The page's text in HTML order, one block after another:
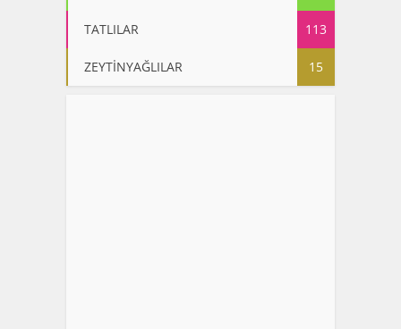
TATLILAR 113
ZEYTİNYAĞLILAR 15